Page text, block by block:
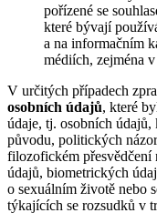
pořízené se
které bývají
a na informačním
médiích, zejména
V určitých případech
osobních údajů, které
údaje, tj. osobních
původu, politických
filozofickém přesvědčení
údajů, biometrických
o sexuálním životě nebo
týkajících se rozsudků v